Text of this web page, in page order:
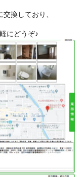
換しており、
にどうぞ♪